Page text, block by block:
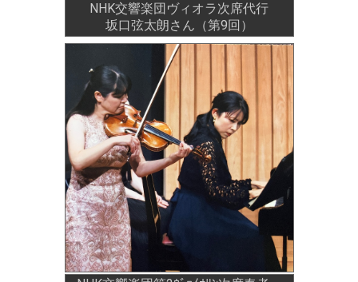
NHK交響楽団ヴィオラ次席代行
坂口弦太朗さん（第9回）